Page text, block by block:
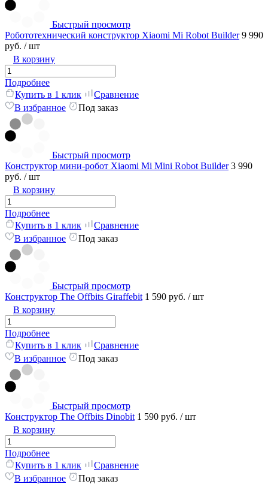
Быстрый просмотр
Робототехнический конструктор Xiaomi Mi Robot Builder 9 990
руб. / шт
В корзину
Подробнее
Купить в 1 клик
Сравнение
В избранное
Под заказ
Быстрый просмотр
Конструктор мини-робот Xiaomi Mi Mini Robot Builder 3 990
руб. / шт
В корзину
Подробнее
Купить в 1 клик
Сравнение
В избранное
Под заказ
Быстрый просмотр
Конструктор The Offbits Giraffebit 1 590 руб. / шт
В корзину
Подробнее
Купить в 1 клик
Сравнение
В избранное
Под заказ
Быстрый просмотр
Конструктор The Offbits Dinobit 1 590 руб. / шт
В корзину
Подробнее
Купить в 1 клик
Сравнение
В избранное
Под заказ